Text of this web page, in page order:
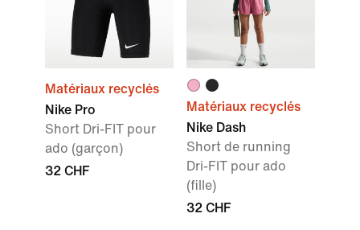
Matériaux recyclés
Nike Pro
Short Dri-FIT pour
ado (garçon)
32 CHF
Matériaux recyclés
Nike Dash
Short de running
Dri-FIT pour ado
(fille)
32 CHF